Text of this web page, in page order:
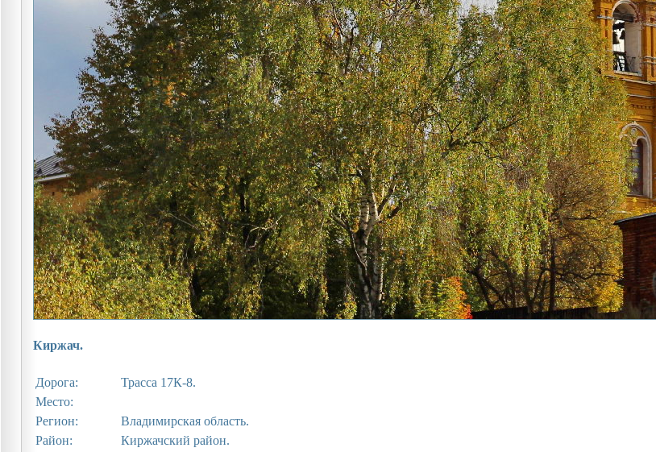
Киржач.
Дорога:
Трасса 17К-8.
Место:
Регион:
Владимирская область.
Район:
Киржачский район.